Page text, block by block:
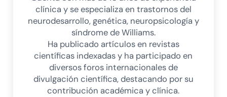
clínica y se especializa en trastornos del
neurodesarrollo, genética, neuropsicología y
síndrome de Williams.
Ha publicado artículos en revistas
científicas indexadas y ha participado en
diversos foros internacionales de
divulgación científica, destacando por su
contribución académica y clínica.